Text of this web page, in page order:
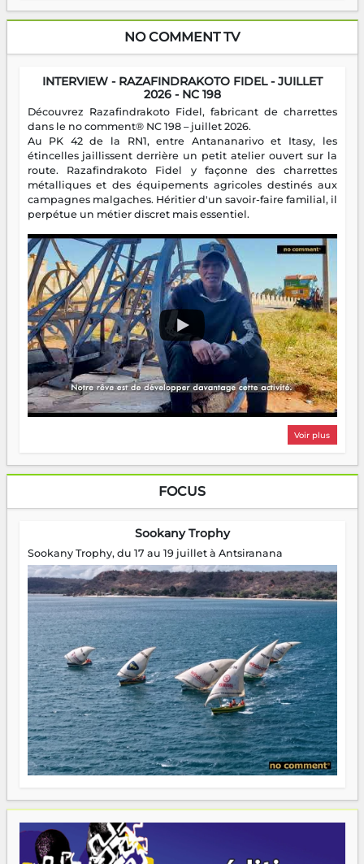
NO COMMENT TV
INTERVIEW - RAZAFINDRAKOTO FIDEL - JUILLET
2026 - NC 198
Découvrez Razafindrakoto Fidel, fabricant de charrettes
dans le no comment® NC 198 – juillet 2026.
Au PK 42 de la RN1, entre Antananarivo et Itasy, les
étincelles jaillissent derrière un petit atelier ouvert sur la
route. Razafindrakoto Fidel y façonne des charrettes
métalliques et des équipements agricoles destinés aux
campagnes malgaches. Héritier d'un savoir-faire familial, il
perpétue un métier discret mais essentiel.
Voir plus
FOCUS
Sookany Trophy
Sookany Trophy, du 17 au 19 juillet à Antsiranana